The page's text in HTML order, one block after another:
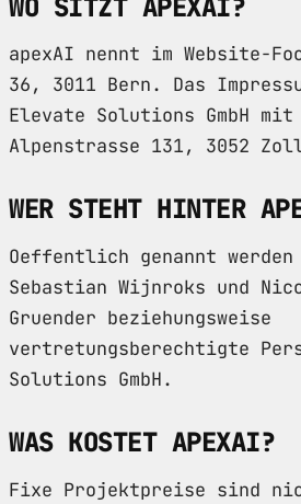
apexAI nennt im Website-
36, 3011 Bern. Das
Elevate Solutions GmbH mit
Alpenstrasse 131, 3052
WER STEHT HINTER
Oeffentlich genannt werden
Sebastian Wijnroks und
Gruender beziehungsweise
vertretungsberechtigte
Solutions GmbH.
WAS KOSTET APEXAI?
Fixe Projektpreise sind